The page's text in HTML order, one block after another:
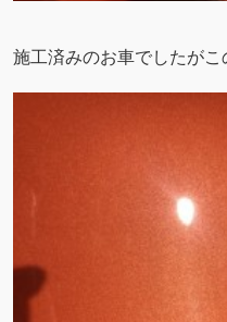
施工済みのお車でしたがこ